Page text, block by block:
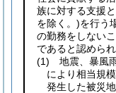
族に対する支援
を除く。)を行う
の勤務をしない
であると認めら
(1) 地震、暴風
により相当規
発生した被災